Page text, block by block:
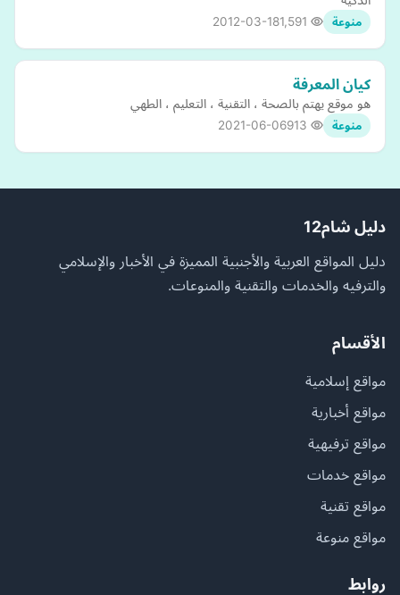
منوعة 2012-03-18
كيان المعرفة
هو موقع يهتم بالصحة ، التقنية ، التعليم ، الطهي
منوعة 2021-06-06
دليل شام12
دليل المواقع العربية والأجنبية المميزة في الأخبار والإسلامي
والترفيه والخدمات والتقنية والمنوعات.
الأقسام
مواقع إسلامية
مواقع أخبارية
مواقع ترفيهية
مواقع خدمات
مواقع تقنية
مواقع منوعة
روابط